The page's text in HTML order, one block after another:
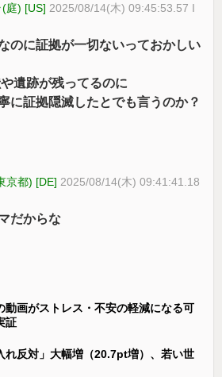
庭) [US] 2025/08/14(木) 09:45:53.57 I
のに証拠が一切ないっておかしい
遺跡が残ってるのに
に証拠隠滅したとでも言うのか？
京都) [DE] 2025/08/14(木) 09:41:41.18
だからな
動画がストレス・不安の軽減になる可
証
れ反対」大幅増（20.7pt増）、若い世